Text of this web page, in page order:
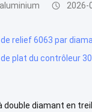
2026-
relief 6063 par
plat du contrôleur
double diamant en